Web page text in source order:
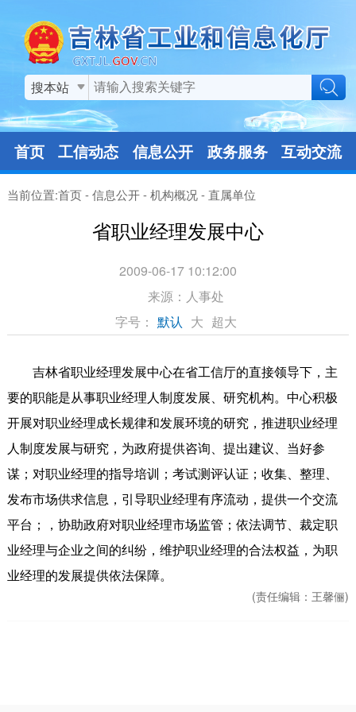
搜本站
首页 工信动态 信息公开 政务服务 互动交流
当前位置:首页-信息公开-机构概况-直属单位
省职业经理发展中心
2009-06-17 10:12:00
来源： 人事处
字号： 默认 大 超大
吉林省职业经理发展中心在省工信厅的直接领导下，主
要的职能是从事职业经理人制度发展、研究机构。中心积极
开展对职业经理成长规律和发展环境的研究，推进职业经理
人制度发展与研究，为政府提供咨询、提出建议、当好参
谋；对职业经理的指导培训；考试测评认证；收集、整理、
发布市场供求信息，引导职业经理有序流动，提供一个交流
平台；，协助政府对职业经理市场监管；依法调节、裁定职
业经理与企业之间的纠纷，维护职业经理的合法权益，为职
业经理的发展提供依法保障。
(责任编辑： 王馨俪)